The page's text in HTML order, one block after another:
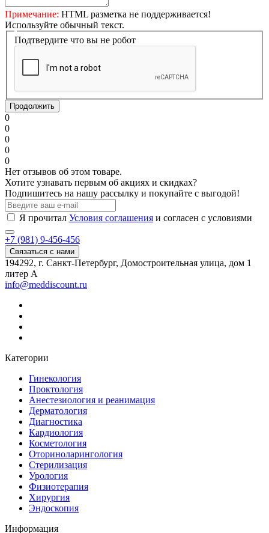
Примечание: HTML разметка не поддерживается!
Используйте обычный текст.
Подтвердите что вы не робот
Продолжить
0
0
0
0
0
Нет отзывов об этом товаре.
Хотите узнавать первым об акциях и скидках?
Подпишитесь на нашу рассылку и покупайте с выгодой!
Я прочитал Условия соглашения и согласен с условиями
+7 (981) 9-456-456
Связаться с нами
194292, г. Санкт-Петербург, Домостроительная улица, дом 1
литер А
info@meddiscount.ru
Категории
Гинекология
Проктология
Анестезиология и реанимация
Дерматология
Диагностика
Кардиология
Косметология
Оториноларингология
Стерилизация
Урология
Физиотерапия
Хирургия
Эндоскопия
Информация